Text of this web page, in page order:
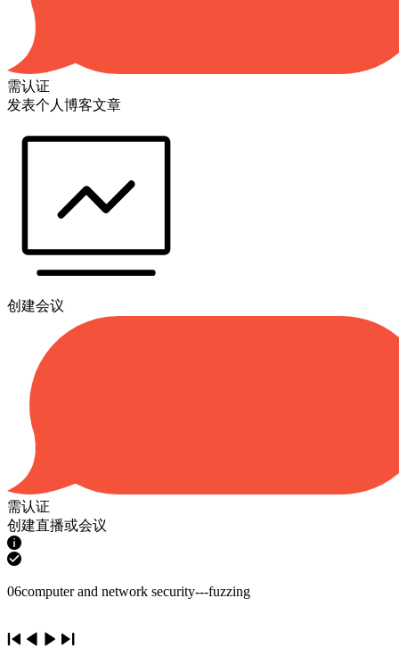
需认证
发表个人博客文章
创建会议
需认证
创建直播或会议
06computer and network security---fuzzing